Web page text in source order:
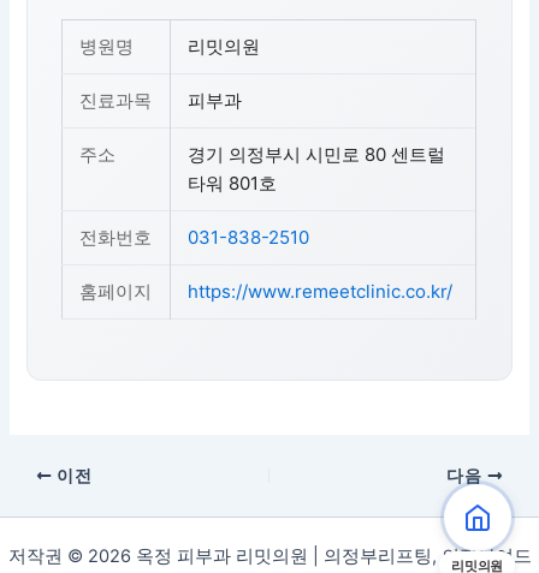
병원명 리밋의원
진료과목 피부과
주소
경기 의정부시 시민로 80 센트럴
타워 801호
전화번호 031-838-2510
홈페이지 https://www.remeetclinic.co.kr/
리밋의원
이전 다음
저작권 © 2026 옥정 피부과 리밋의원 | 의정부리프팅, 의정부여드